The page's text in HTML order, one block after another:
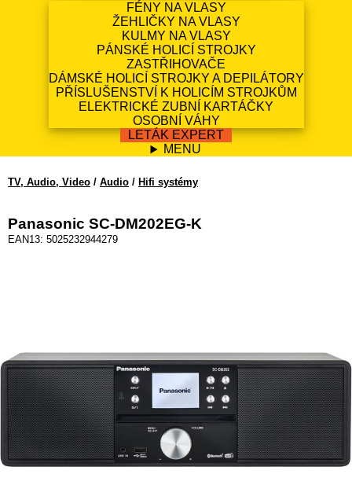
FÉNY NA VLASY
ŽEHLIČKY NA VLASY
KULMY NA VLASY
PÁNSKÉ HOLICÍ STROJKY
ZASTŘIHOVAČE
DÁMSKÉ HOLICÍ STROJKY A DEPILÁTORY
PŘÍSLUŠENSTVÍ K HOLICÍM STROJKŮM
ELEKTRICKÉ ZUBNÍ KARTÁČKY
OSOBNÍ VÁHY
LETÁK EXPERT
MENU
TV, Audio, Video / Audio / Hifi systémy
Panasonic SC-DM202EG-K
EAN13: 5025232944279